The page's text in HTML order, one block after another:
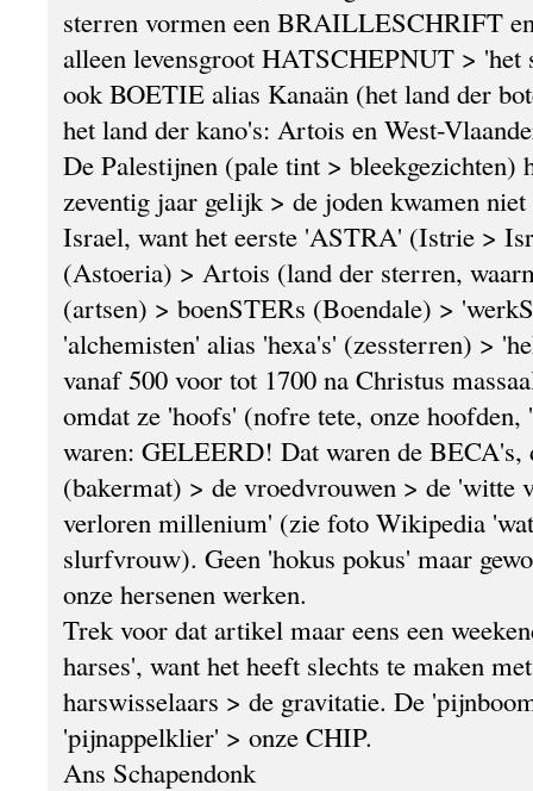
sterren vormen een BRAILLESCHRIFT
alleen levensgroot HATSCHEPNUT > 'het
ook BOETIE alias Kanaän (het land der
het land der kano's: Artois en West-
De Palestijnen (pale tint > bleekgezichten)
zeventig jaar gelijk > de joden kwamen
Israel, want het eerste 'ASTRA' (Istrie >
(Astoeria) > Artois (land der sterren,
(artsen) > boenSTERs (Boendale) >
'alchemisten' alias 'hexa's' (zessterren) >
vanaf 500 voor tot 1700 na Christus
omdat ze 'hoofs' (nofre tete, onze hoofden,
waren: GELEERD! Dat waren de BECA's,
(bakermat) > de vroedvrouwen > de 'witte
verloren millenium' (zie foto Wikipedia
slurfvrouw). Geen 'hokus pokus' maar
onze hersenen werken.
Trek voor dat artikel maar eens een
harses', want het heeft slechts te maken
harswisselaars > de gravitatie. De
'pijnappelklier' > onze CHIP.
Ans Schapendonk